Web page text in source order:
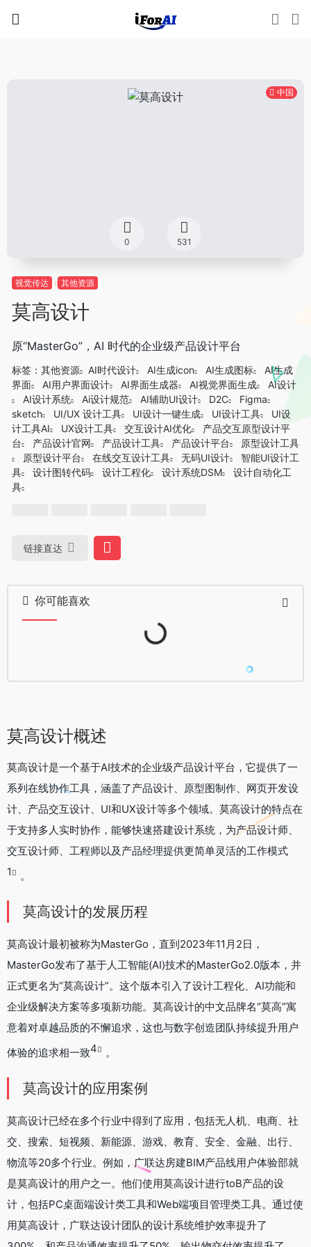
中国
0 531
视觉传达 其他资源
莫高设计
原“MasterGo”，AI 时代的企业级产品设计平台
标签： 其他资源 AI时代设计 AI生成icon AI生成图标
AI生成
界面
AI用户界面设计 AI界面生成器 AI视觉界面生成
AI设计
AI设计系统
Ai设计规范 AI辅助UI设计 D2C
Figma
sketch
UI/UX 设计工具 UI设计一键生成 UI设计工具
UI设
计工具AI
UX设计工具 交互设计AI优化
产品交互原型设计平
台
产品设计官网 产品设计工具 产品设计平台
原型设计工具
原型设计平台
在线交互设计工具 无码UI设计
智能UI设计工
具
设计图转代码 设计工程化 设计系统DSM
设计自动化工
具
链接直达
你可能喜欢
Loading...
莫高设计概述
莫高设计是一个基于AI技术的企业级产品设计平台，它提供了一
系列在线协作工具，涵盖了产品设计、原型图制作、网页开发设
计、产品交互设计、UI和UX设计等多个领域。莫高设计的特点在
于支持多人实时协作，能够快速搭建设计系统，为产品设计师、
交互设计师、工程师以及产品经理提供更简单灵活的工作模式
1
。
莫高设计的发展历程
莫高设计最初被称为MasterGo，直到2023年11月2日，
MasterGo发布了基于人工智能(AI)技术的MasterGo2.0版本，并
正式更名为“莫高设计”。这个版本引入了设计工程化、AI功能和
企业级解决方案等多项新功能。莫高设计的中文品牌名“莫高”寓
意着对卓越品质的不懈追求，这也与数字创造团队持续提升用户
体验的追求相一致4 。
莫高设计的应用案例
莫高设计已经在多个行业中得到了应用，包括无人机、电商、社
交、搜索、短视频、新能源、游戏、教育、安全、金融、出行、
物流等20多个行业。例如，广联达房建BIM产品线用户体验部就
是莫高设计的用户之一。他们使用莫高设计进行toB产品的设
计，包括PC桌面端设计类工具和Web端项目管理类工具。通过使
用莫高设计，广联达设计团队的设计系统维护效率提升了